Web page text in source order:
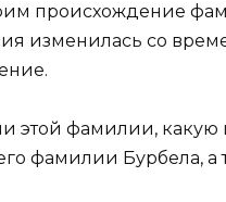
происхождение
изменилась со
этой фамилии,
фамилии Бурбела,